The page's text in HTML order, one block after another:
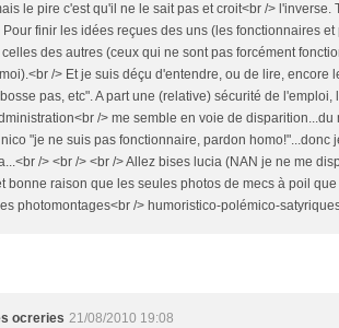
le pire c'est qu'il ne le sait pas et croit<br /> l'inverse.
Pour finir les idées reçues des uns (les fonctionnaires
des autres (ceux qui ne sont pas forcément
/> Et je suis déçu d'entendre, ou de lire, encore
pas, etc". A part une (relative) sécurité de
/> me semble en voie de disparition...du
"je ne suis pas fonctionnaire, pardon homo!"...donc
/> <br /> <br /> Allez bises lucia (NAN je ne me
bonne raison que les seules photos de mecs à poil
photomontages<br /> humoristico-polémico-
ocreries 21/08/2010 19:08